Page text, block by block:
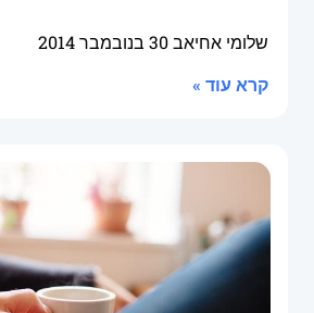
שלומי אחיאב30 בנובמבר 2014
קרא עוד »